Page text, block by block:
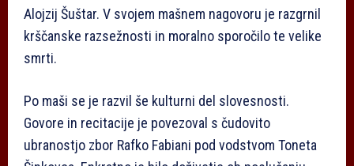
Alojzij Šuštar. V svojem mašnem nagovoru je razgrnil
krščanske razsežnosti in moralno sporočilo te velike
smrti.
Po maši se je razvil še kulturni del slovesnosti.
Govore in recitacije je povezoval s čudovito
ubranostjo zbor Rafko Fabiani pod vodstvom Toneta